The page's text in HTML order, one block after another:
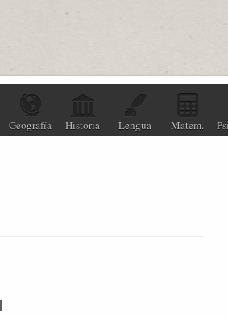
Geografía Historia Lengua Matem.